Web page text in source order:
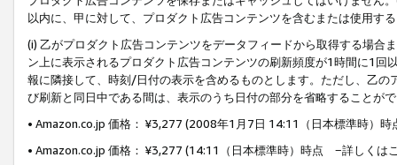
以内に、甲に対して、プロダクト広告コンテンツを含むまたは使用す
(i) 乙がプロダクト広告コンテンツをデータフィードから取得する場合
ン上に表示されるプロダクト広告コンテンツの刷新頻度が1時間に1
報に隣接して、時刻/日付の表示を含めるものとします。ただし、乙
び刷新と同日中である間は、表示のうち日付の部分を省略することが
• Amazon.co.jp 価格： ¥3,277 (2008年1月7日 14:11（日本標準時）
• Amazon.co.jp 価格： ¥3,277 (14:11（日本標準時）時点 −詳しくは